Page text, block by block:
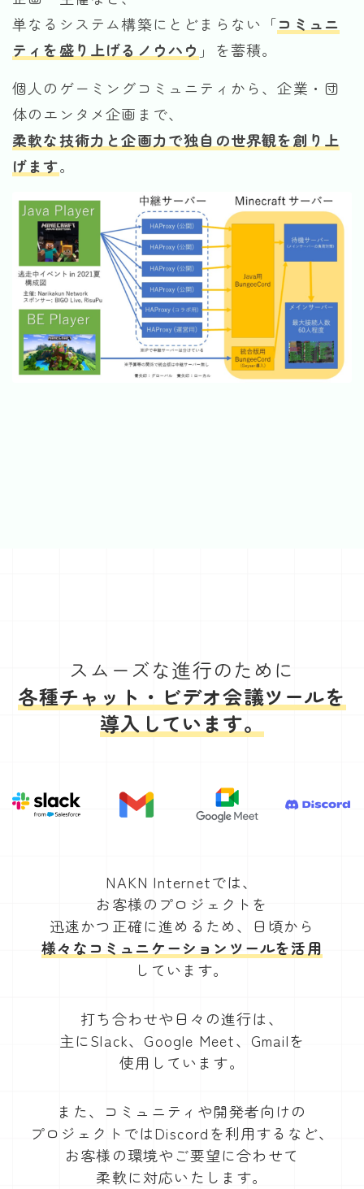
単なるシステム構築にとどまらない「コミュニ
ティを盛り上げるノウハウ 」を蓄積。
個人のゲーミングコミュニティから、企業・団
体のエンタメ企画まで、
柔軟な技術力と企画力で独自の世界観を創り上
げます。
スムーズな進行のために
各種チャット・ビデオ会議ツールを
導入しています。
NAKN Internetでは、
お客様のプロジェクトを
迅速かつ正確に進めるため、日頃から
様々なコミュニケーションツールを活用
しています。
打ち合わせや日々の進行は、
主にSlack、Google Meet、Gmailを
使用しています。
また、コミュニティや開発者向けの
プロジェクトではDiscordを利用するなど、
お客様の環境やご要望に合わせて
柔軟に対応いたします。